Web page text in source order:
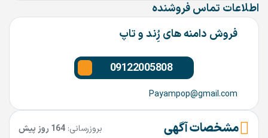
اطلاعات تماس فروشنده
فروش دامنه های رُِند و تاپ
09122005808
Payampop@gmail.com
مشخصات آگهی بروزرسانی: 164 روز پیش